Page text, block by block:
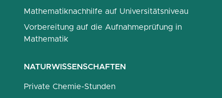
Mathematiknachhilfe auf Universitätsniveau
Vorbereitung auf die Aufnahmeprüfung in
Mathematik
NATURWISSENSCHAFTEN
Private Chemie-Stunden